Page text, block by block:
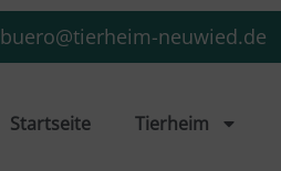
buero@tierheim-neuwied.de
Startseite Tierheim